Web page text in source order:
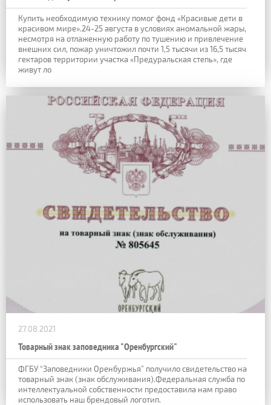
Купить необходимую технику помог фонд «Красивые дети в
красивом мире».24-25 августа в условиях аномальной жары,
несмотря на отлаженную работу по тушению и привлечение
внешних сил, пожар уничтожил почти 1,5 тысячи из 16,5 тысяч
гектаров территории участка «Предуральская степь», где
живут ло
27.08.2021
Товарный знак заповедника "Оренбургский"
ФГБУ “Заповедники Оренбуржья” получило свидетельство на
товарный знак (знак обслуживания).Федеральная служба по
интеллектуальной собственности предоставила нам право
использовать наш брендовый логотип.